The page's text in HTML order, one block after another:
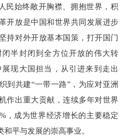
始终敞开胸襟、拥抱世界，积
开放是中国和世界共同发展进步
持对外开放基本国策，打开国门
半封闭到全方位开放的伟大转
现大国担当，从引进来到走出
到共建“一带一路”，为应对亚洲
作出重大贡献，连续多年对世界
，成为世界经济增长的主要稳定
平与发展的崇高事业。